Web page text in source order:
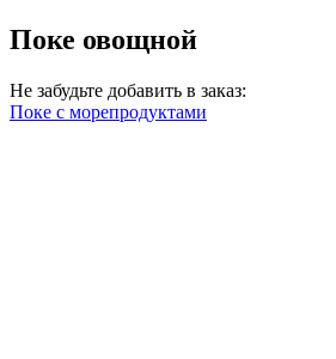
Поке овощной
Не забудьте добавить в заказ:
Поке с морепродуктами